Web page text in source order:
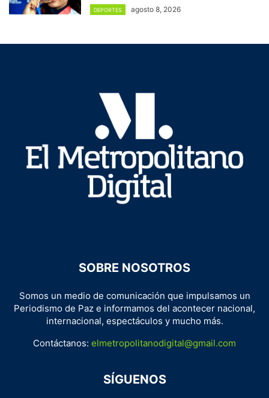
DEPORTES agosto 8, 2026
SOBRE NOSOTROS
Somos un medio de comunicación que impulsamos un
Periodismo de Paz e informamos del acontecer nacional,
internacional, espectáculos y mucho más.
Contáctanos: elmetropolitanodigital@gmail.com
SÍGUENOS